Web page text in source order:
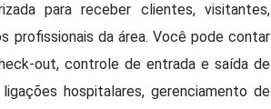
para receber clientes, visitantes,
profissionais da área. Você pode contar
out, controle de entrada e saída de
hospitalares, gerenciamento de